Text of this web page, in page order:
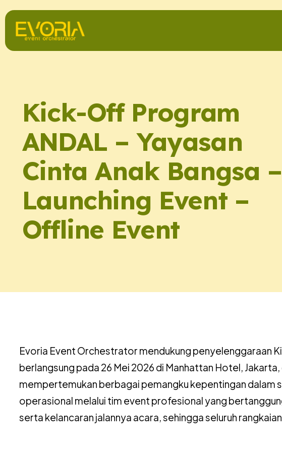
Kick-Off Program
ANDAL – Yayasan
Cinta Anak Bangsa –
Launching Event –
Offline Event
Evoria Event Orchestrator mendukung penyelenggaraan
berlangsung pada 26 Mei 2026 di Manhattan Hotel,
mempertemukan berbagai pemangku kepentingan dalam
operasional melalui tim event profesional yang
serta kelancaran jalannya acara, sehingga seluruh